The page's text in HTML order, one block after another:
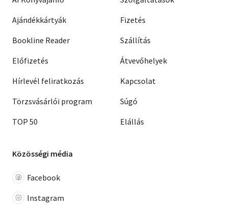
Ajándékkártyák
Bookline Reader
Előfizetés
Hírlevél feliratkozás
Törzsvásárlói program
TOP 50
Fizetés
Szállítás
Átvevőhelyek
Kapcsolat
Súgó
Elállás
Közösségi média
Facebook
Instagram